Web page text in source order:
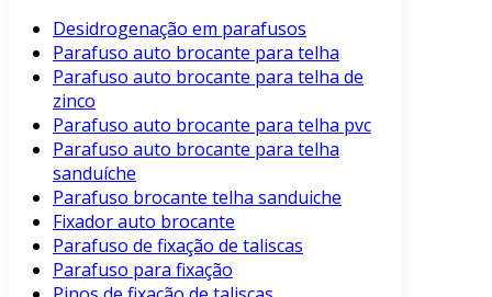
Desidrogenação em parafusos
Parafuso auto brocante para telha
Parafuso auto brocante para telha de
zinco
Parafuso auto brocante para telha pvc
Parafuso auto brocante para telha
sanduíche
Parafuso brocante telha sanduiche
Fixador auto brocante
Parafuso de fixação de taliscas
Parafuso para fixação